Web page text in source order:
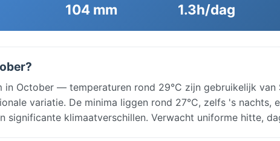
104 mm 1.3h/dag
October — temperaturen rond 29°C zijn gebruikelijk van
variatie. De minima liggen rond 27°C, zelfs 's nachts,
significante klimaatverschillen. Verwacht uniforme hitte,